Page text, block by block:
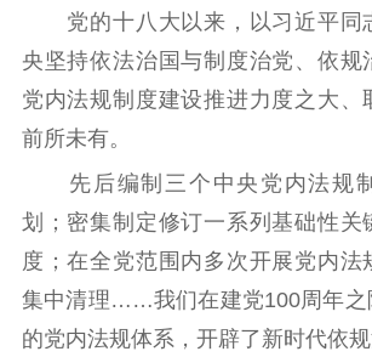
新时代公民素养
新闻出版
服务管理平台
管理平台
文化产业
统计分析
审读服务
电影
服务
理论宣讲
共建共享平台
责任编辑注册
业务申
党的十八大以来，以习近平同
央坚持依法治国与制度治党、依规
党内法规制度建设推进力度之大、
前所未有。
先后编制三个中央党内法规
划；密集制定修订一系列基础性关
度；在全党范围内多次开展党内法
集中清理……我们在建党100周年之
的党内法规体系，开辟了新时代依规